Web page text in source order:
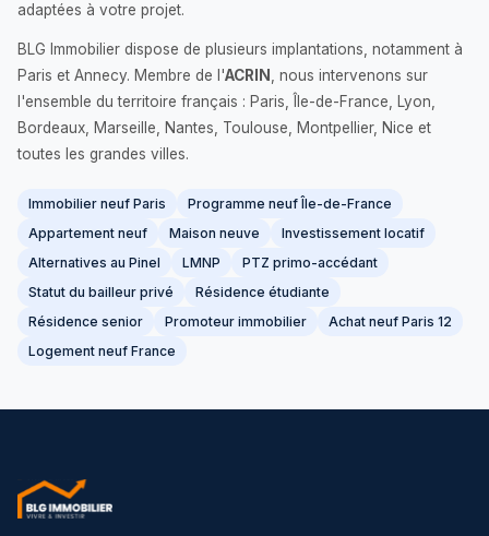
adaptées à votre projet.
BLG Immobilier dispose de plusieurs implantations, notamment à
Paris et Annecy. Membre de l'ACRIN
, nous intervenons sur
l'ensemble du territoire français : Paris, Île-de-France, Lyon,
Bordeaux, Marseille, Nantes, Toulouse, Montpellier, Nice et
toutes les grandes villes.
Immobilier neuf Paris
Programme neuf Île-de-France
Appartement neuf
Maison neuve
Investissement locatif
Alternatives au Pinel
LMNP
PTZ primo-accédant
Statut du bailleur privé
Résidence étudiante
Résidence senior
Promoteur immobilier
Achat neuf Paris 12
Logement neuf France